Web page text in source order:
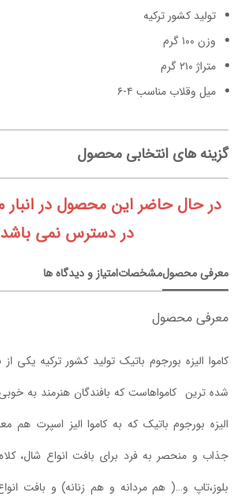
تولید کشور ترکیه
وزن ۱۰۰ گرم
متراژ ۲۱۰ گرم
میل وقلاب مناسب ۴-۶
گزینه های انتخابی محصول
در حال حاضر این محصول در
در دسترس نمی
معرفی محصولمشخصاتامتیاز و دیدگاه ها
معرفی محصول
کاموا الیزه بورجوم باتیک تولید کشور ترکیه یکی
شده ترین کامواهاست که بافندگان هنرمند به
الیزه بورجوم باتیک که به کاموا الیز اسپرت هم
جذاب و منحصر به فرد برای بافت انواع شال، کلاه،
بلوز،تاپ و…( هم مردانه و هم زنانه) و بافت